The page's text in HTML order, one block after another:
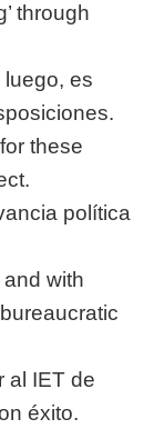
through
es
these
política
with
al IET de
éxito.